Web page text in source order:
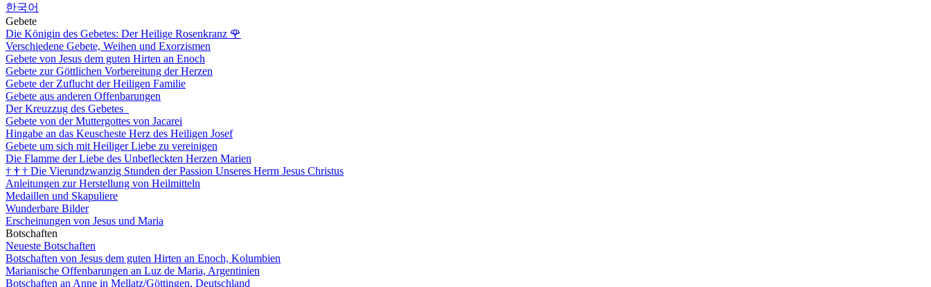
한국어
Gebete
Die Königin des Gebetes: Der Heilige Rosenkranz 🌹
Verschiedene Gebete, Weihen und Exorzismen
Gebete von Jesus dem guten Hirten an Enoch
Gebete zur Göttlichen Vorbereitung der Herzen
Gebete der Zuflucht der Heiligen Familie
Gebete aus anderen Offenbarungen
Der Kreuzzug des Gebetes
Gebete von der Muttergottes von Jacarei
Hingabe an das Keuscheste Herz des Heiligen Josef
Gebete um sich mit Heiliger Liebe zu vereinigen
Die Flamme der Liebe des Unbefleckten Herzen Marien
† † † Die Vierundzwanzig Stunden der Passion Unseres Herrn Jesus Christus
Anleitungen zur Herstellung von Heilmitteln
Medaillen und Skapuliere
Wunderbare Bilder
Erscheinungen von Jesus und Maria
Botschaften
Neueste Botschaften
Botschaften von Jesus dem guten Hirten an Enoch, Kolumbien
Marianische Offenbarungen an Luz de Maria, Argentinien
Botschaften an Anne in Mellatz/Göttingen, Deutschland